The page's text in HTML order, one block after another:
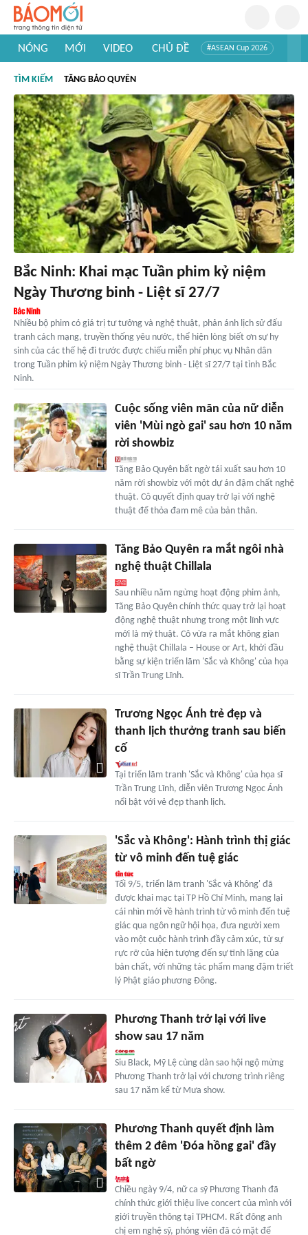
NÓNG MỚI VIDEO CHỦ ĐỀ #ASEAN Cup 2026
#Khám phá thế giới
TÌM KIẾM TĂNG BẢO QUYÊN
Bắc Ninh: Khai mạc Tuần phim kỷ niệm
Ngày Thương binh - Liệt sĩ 27/7
Nhiều bộ phim có giá trị tư tưởng và nghệ thuật, phản ánh lịch sử đấu
tranh cách mạng, truyền thống yêu nước, thể hiện lòng biết ơn sự hy
sinh của các thế hệ đi trước được chiếu miễn phí phục vụ Nhân dân
trong Tuần phim kỷ niệm Ngày Thương binh - Liệt sĩ 27/7 tại tỉnh Bắc
Ninh.
Cuộc sống viên mãn của nữ diễn
viên 'Mùi ngò gai' sau hơn 10 năm
rời showbiz
Tăng Bảo Quyên bất ngờ tái xuất sau hơn 10
năm rời showbiz với một dự án đậm chất nghệ
thuật. Cô quyết định quay trở lại với nghệ
thuật để thỏa đam mê của bản thân.
Tăng Bảo Quyên ra mắt ngôi nhà
nghệ thuật Chillala
Sau nhiều năm ngừng hoạt động phim ảnh,
Tăng Bảo Quyên chính thức quay trở lại hoạt
động nghệ thuật nhưng trong một lĩnh vực
mới là mỹ thuật. Cô vừa ra mắt không gian
nghệ thuật Chillala – House or Art, khởi đầu
bằng sự kiện triển lãm 'Sắc và Không' của họa
sĩ Trần Trung Lĩnh.
Trương Ngọc Ánh trẻ đẹp và
thanh lịch thưởng tranh sau biến
cố
Tại triển lãm tranh 'Sắc và Không' của họa sĩ
Trần Trung Lĩnh, diễn viên Trương Ngọc Ánh
nổi bật với vẻ đẹp thanh lịch.
'Sắc và Không': Hành trình thị giác
từ vô minh đến tuệ giác
Tối 9/5, triển lãm tranh 'Sắc và Không' đã
được khai mạc tại TP Hồ Chí Minh, mang lại
cái nhìn mới về hành trình từ vô minh đến tuệ
giác qua ngôn ngữ hội họa, đưa người xem
vào một cuộc hành trình đầy cảm xúc, từ sự
rực rỡ của hiện tượng đến sự tĩnh lặng của
bản chất, với những tác phẩm mang đậm triết
lý Phật giáo phương Đông.
Phương Thanh trở lại với live
show sau 17 năm
Siu Black, Mỹ Lệ cùng dàn sao hội ngộ mừng
Phương Thanh trở lại với chương trình riêng
sau 17 năm kể từ Mưa show.
Phương Thanh quyết định làm
thêm 2 đêm 'Đóa hồng gai' đầy
bất ngờ
Chiều ngày 9/4, nữ ca sỹ Phương Thanh đã
chính thức giới thiệu live concert của mình với
giới truyền thông tại TPHCM. Rất đông anh
chị em nghệ sỹ, phóng viên đã có mặt để